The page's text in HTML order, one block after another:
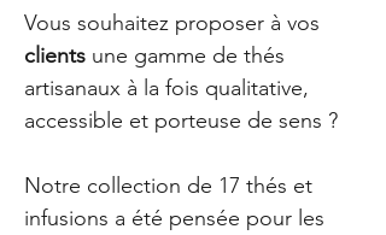
Vous souhaitez proposer à vos
clients une gamme de thés
artisanaux à la fois qualitative,
accessible et porteuse de sens ?
Notre collection de 17 thés et
infusions a été pensée pour les